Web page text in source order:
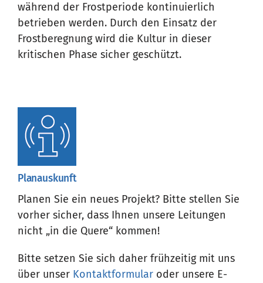
während der Frostperiode kontinuierlich
betrieben werden. Durch den Einsatz der
Frostberegnung wird die Kultur in dieser
kritischen Phase sicher geschützt.
Planauskunft
Planen Sie ein neues Projekt? Bitte stellen Sie
vorher sicher, dass Ihnen unsere Leitungen
nicht „in die Quere“ kommen!
Bitte setzen Sie sich daher frühzeitig mit uns
über unser Kontaktformularoder unsere E-